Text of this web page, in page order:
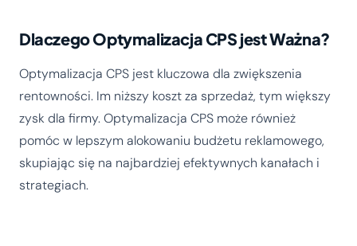
Dlaczego Optymalizacja CPS jest Ważna?
Optymalizacja CPS jest kluczowa dla zwiększenia
rentowności. Im niższy koszt za sprzedaż, tym większy
zysk dla firmy. Optymalizacja CPS może również
pomóc w lepszym alokowaniu budżetu reklamowego,
skupiając się na najbardziej efektywnych kanałach i
strategiach.